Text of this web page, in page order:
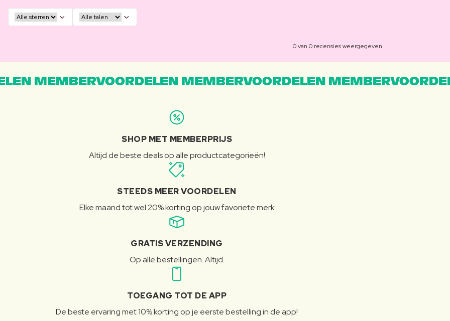
0 van 0 recensies weergegeven
MEMBERVOORDELEN MEMBERVOORDELEN
SHOP MET MEMBERPRIJS
Altijd de beste deals op alle productcategorieën!
STEEDS MEER VOORDELEN
Elke maand tot wel 20% korting op jouw favoriete merk
GRATIS VERZENDING
Op alle bestellingen. Altijd.
TOEGANG TOT DE APP
De beste ervaring met 10% korting op je eerste bestelling in de app!